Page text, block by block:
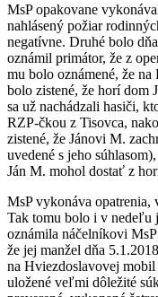
MsP opakovane
nahlásený požiar
negatívne. Druhé bolo
oznámil primátor, že z
mu bolo oznámené, že
bolo zistené, že horí dom
sa už nachádzali hasiči,
RZP-čkou z Tisovca,
zistené, že Jánovi M.
uvedené s jeho
Ján M. mohol dostať z
MsP vykonáva opatrenia,
Tak tomu bolo i v nedeľu
oznámila náčelníkovi
že jej manžel dňa
na Hviezdoslavovej
uložené veľmi dôležité